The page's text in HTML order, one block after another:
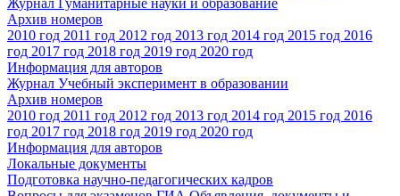
Архив номеров
2010 год 2011 год 2012 год 2013 год 2014 год 2015 год 2016
год 2017 год 2018 год 2019 год 2020 год
Информация для авторов
Журнал Учебный эксперимент в образовании
Архив номеров
2010 год 2011 год 2012 год 2013 год 2014 год 2015 год 2016
год 2017 год 2018 год 2019 год 2020 год
Информация для авторов
Локальные документы
Подготовка научно-педагогических кадров